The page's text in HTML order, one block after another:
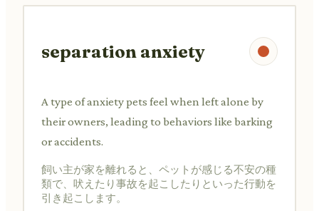
separation anxiety
A type of anxiety pets feel when left alone by
their owners, leading to behaviors like barking
or accidents.
飼い主が家を離れると、ペットが感じる不安の種
類で、吠えたり事故を起こしたりといった行動を
引き起こします。